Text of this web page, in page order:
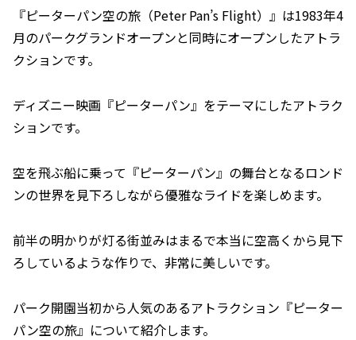
『ピーターパン空の旅（Peter Pan’s Flight）』は1983年4
月のパークグランドオープンと同時にオープンしたアトラ
クションです。
ディズニー映画『ピーターパン』をテーマにしたアトラク
ションです。
空を飛ぶ船に乗って『ピーターパン』の舞台となるロンド
ンの世界を見下ろしながら優雅なライドを楽しめます。
前半の明かりが灯る街並みはまるで本当に空高くから見下
ろしているような作りで、非常に美しいです。
パーク開園当初から人気のあるアトラクション『ピーター
パン空の旅』について紹介します。